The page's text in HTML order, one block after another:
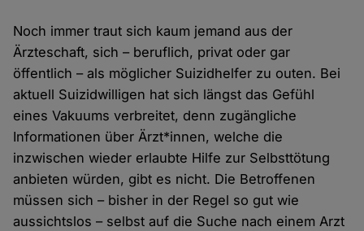
Noch immer traut sich kaum jemand aus der
Ärzteschaft, sich – beruflich, privat oder gar
öffentlich – als möglicher Suizidhelfer zu outen. Bei
aktuell Suizidwilligen hat sich längst das Gefühl
eines Vakuums verbreitet, denn zugängliche
Informationen über Ärzt*innen, welche die
inzwischen wieder erlaubte Hilfe zur Selbsttötung
anbieten würden, gibt es nicht. Die Betroffenen
müssen sich – bisher in der Regel so gut wie
aussichtslos – selbst auf die Suche nach einem Arzt